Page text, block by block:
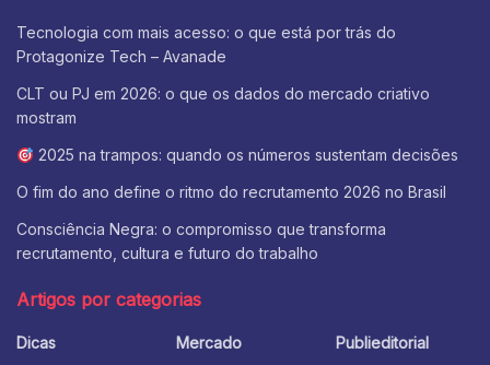
Tecnologia com mais acesso: o que está por trás do
Protagonize Tech – Avanade
CLT ou PJ em 2026: o que os dados do mercado criativo
mostram
2025 na trampos: quando os números sustentam decisões
O fim do ano define o ritmo do recrutamento 2026 no Brasil
Consciência Negra: o compromisso que transforma
recrutamento, cultura e futuro do trabalho
Artigos por categorias
Dicas
Mercado
Publieditorial